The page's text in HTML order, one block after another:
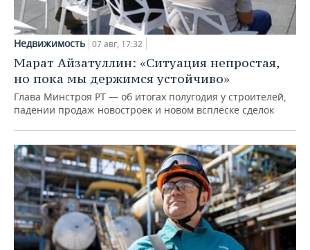
Недвижимость 07 авг, 17:32
Марат Айзатуллин: «Ситуация непростая,
но пока мы держимся устойчиво»
Глава Минстроя РТ — об итогах полугодия у строителей,
падении продаж новостроек и новом всплеске сделок